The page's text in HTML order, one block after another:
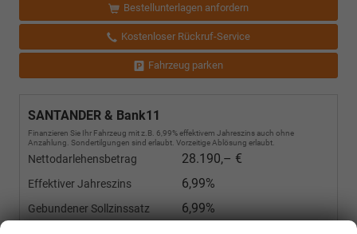
Bestellunterlagen anfordern
Kostenloser Rückruf-Service
Fahrzeug parken
SANTANDER & Bank11
Finanzieren Sie Ihr Fahrzeug mit z.B. 6,99% effektivem Jahreszins auch ohne
Anzahlung. Sondertilgungen sind erlaubt. Vorzeitige Ablösung erlaubt.
Nettodarlehensbetrag 28.190,– €
Effektiver Jahreszins 6,99%
Gebundener Sollzinssatz 6,99%